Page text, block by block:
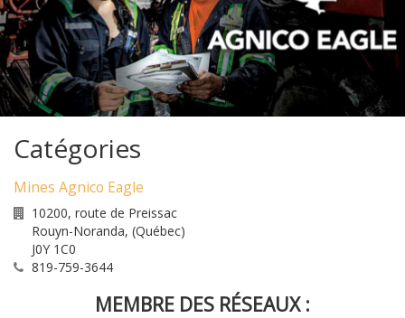
Catégories
Mines Agnico Eagle
10200, route de Preissac
Rouyn-Noranda, (Québec)
J0Y 1C0
819-759-3644
MEMBRE DES RÉSEAUX :